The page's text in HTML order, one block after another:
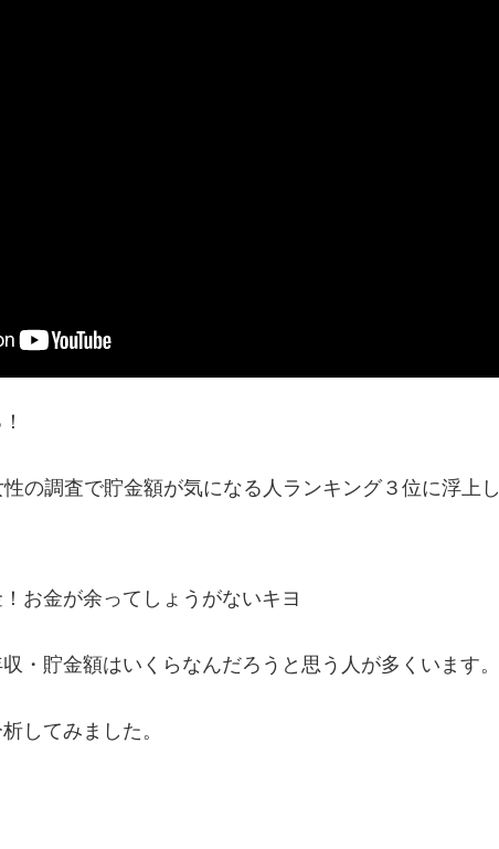
の調査で貯金額が気になる人ランキング３位に浮上し
お金が余ってしょうがないキヨ
・貯金額はいくらなんだろうと思う人が多くいます。
してみました。